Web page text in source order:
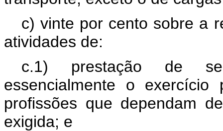
c) vinte por cento sobre a
atividades de:
c.1) prestação de
essencialmente o
profissões que dependam
exigida; e